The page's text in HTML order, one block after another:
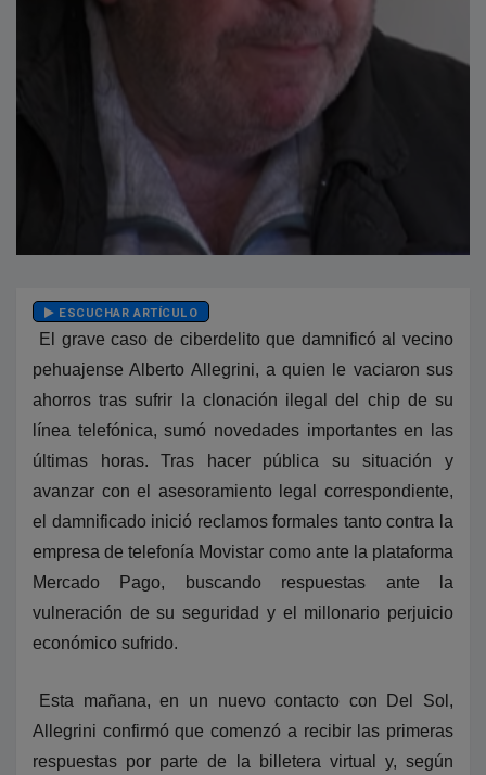
ESCUCHAR ARTÍCULO
El grave caso de ciberdelito que damnificó al vecino
pehuajense Alberto Allegrini, a quien le vaciaron sus
ahorros tras sufrir la clonación ilegal del chip de su
línea telefónica, sumó novedades importantes en las
últimas horas. Tras hacer pública su situación y
avanzar con el asesoramiento legal correspondiente,
el damnificado inició reclamos formales tanto contra la
empresa de telefonía Movistar como ante la plataforma
Mercado Pago, buscando respuestas ante la
vulneración de su seguridad y el millonario perjuicio
económico sufrido.
Esta mañana, en un nuevo contacto con Del Sol,
Allegrini confirmó que comenzó a recibir las primeras
respuestas por parte de la billetera virtual y, según